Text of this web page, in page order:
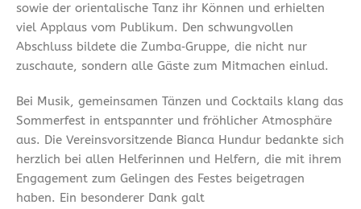
sowie der orientalische Tanz ihr Können und erhielten
viel Applaus vom Publikum. Den schwungvollen
Abschluss bildete die Zumba‑Gruppe, die nicht nur
zuschaute, sondern alle Gäste zum Mitmachen einlud.
Bei Musik, gemeinsamen Tänzen und Cocktails klang das
Sommerfest in entspannter und fröhlicher Atmosphäre
aus. Die Vereinsvorsitzende Bianca Hundur bedankte sich
herzlich bei allen Helferinnen und Helfern, die mit ihrem
Engagement zum Gelingen des Festes beigetragen
haben. Ein besonderer Dank galt